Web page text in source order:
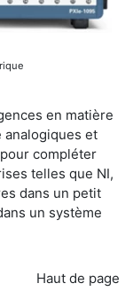
en matière
analogiques et
compléter
telles que NI,
dans un petit
un système
Haut de page